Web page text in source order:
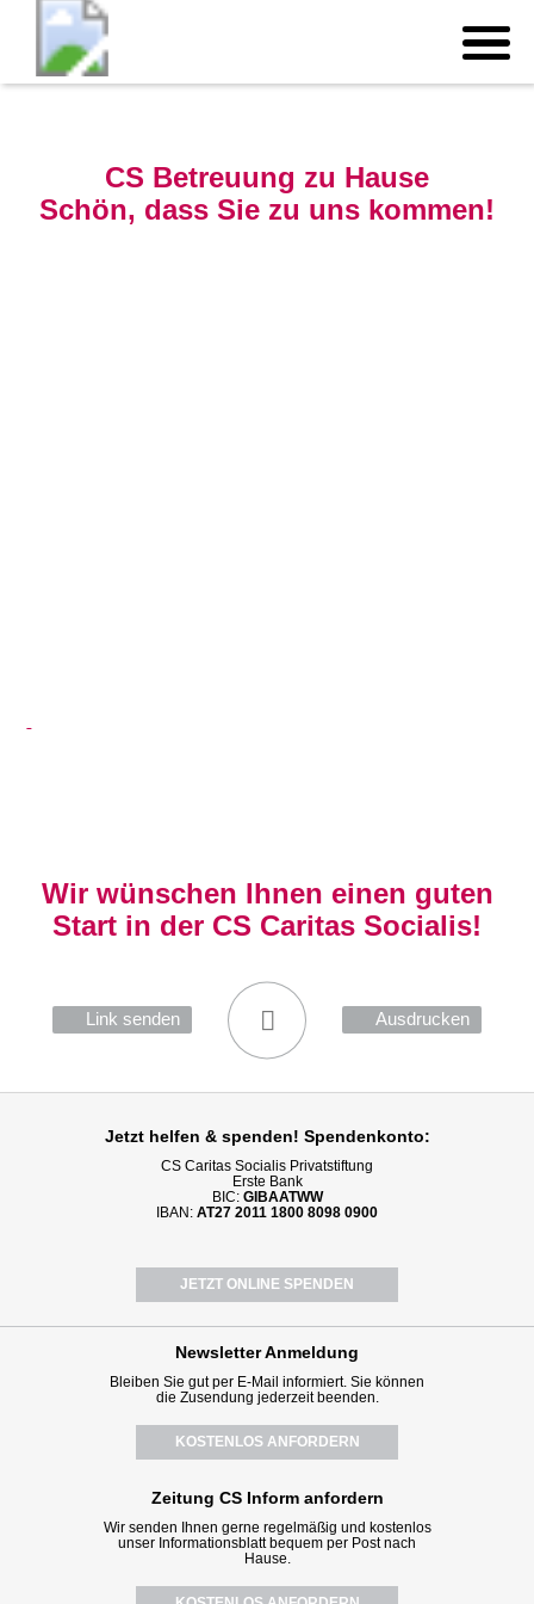
CS Betreuung zu Hause
Schön, dass Sie zu uns kommen!
Wir wünschen Ihnen einen guten
Start in der CS Caritas Socialis!
Link senden Ausdrucken
Jetzt helfen & spenden! Spendenkonto:
CS Caritas Socialis Privatstiftung
Erste Bank
BIC: GIBAATWW
IBAN: AT27 2011 1800 8098 0900
JETZT ONLINE SPENDEN
NewsletterAnmeldung
Bleiben Sie gut per E-Mail informiert. Sie können
die Zusendung jederzeit beenden.
KOSTENLOS ANFORDERN
Zeitung CS Inform anfordern
Wir senden Ihnen gerne regelmäßig und kostenlos
unser Informationsblatt bequem per Post nach
Hause.